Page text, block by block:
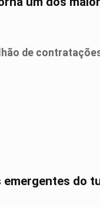
de
do